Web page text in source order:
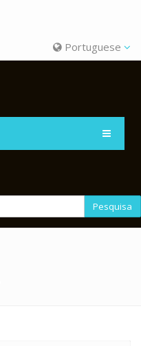
Portuguese
Pesquisa